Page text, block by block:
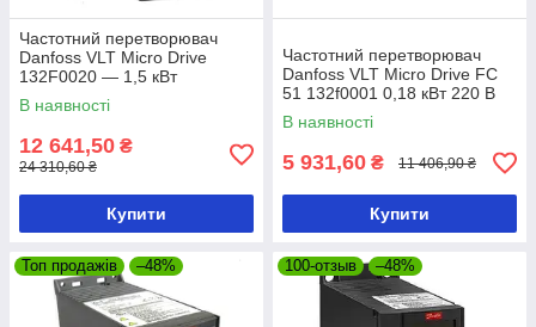
Частотний перетворювач
Danfoss VLT Micro Drive
132F0020 — 1,5 кВт
В наявності
12 641,50 ₴
24 310,60 ₴
Купити
Частотний перетворювач
Danfoss VLT Micro Drive FC
51 132f0001 0,18 кВт 220 В
В наявності
5 931,60 ₴ 11 406,90 ₴
Купити
Топ продажів –48% 100-отзыв –48%